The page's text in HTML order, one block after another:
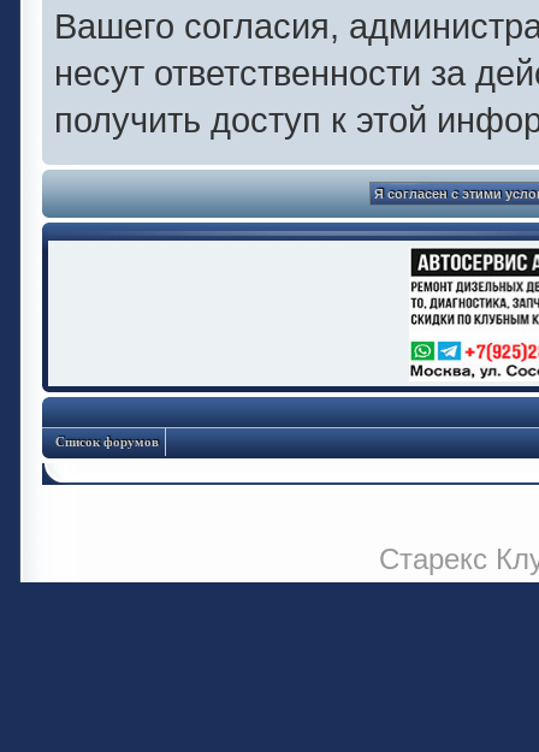
Вашего согласия,
несут ответственности за
получить доступ к этой
Список форумов
Старекс